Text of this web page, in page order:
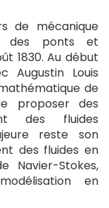
de mécanique
des ponts et
1830. Au début
Augustin Louis
de
proposer des
des fluides
reste son
des fluides en
Navier-Stokes,
en